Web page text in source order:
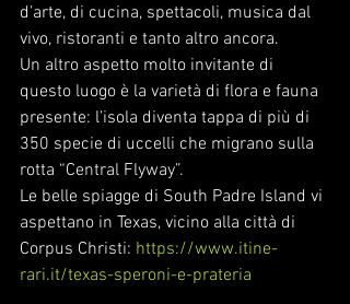
d’arte, di cucina, spettacoli, musica dal
vivo, ristoranti e tanto altro ancora.
Un altro aspetto molto invitante di
questo luogo è la varietà di flora e fauna
presente: l’isola diventa tappa di più di
350 specie di uccelli che migrano sulla
rotta “Central Flyway”.
Le belle spiagge di South Padre Island vi
aspettano in Texas, vicino alla città di
Corpus Christi: https://www.itine-
rari.it/texas-speroni-e-prateria